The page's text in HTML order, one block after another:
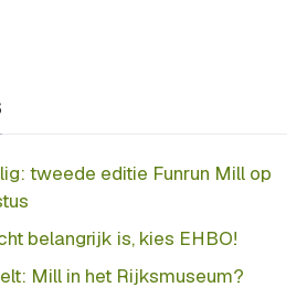
tweede editie Funrun Mill op
belangrijk is, kies EHBO!
Mill in het Rijksmuseum?